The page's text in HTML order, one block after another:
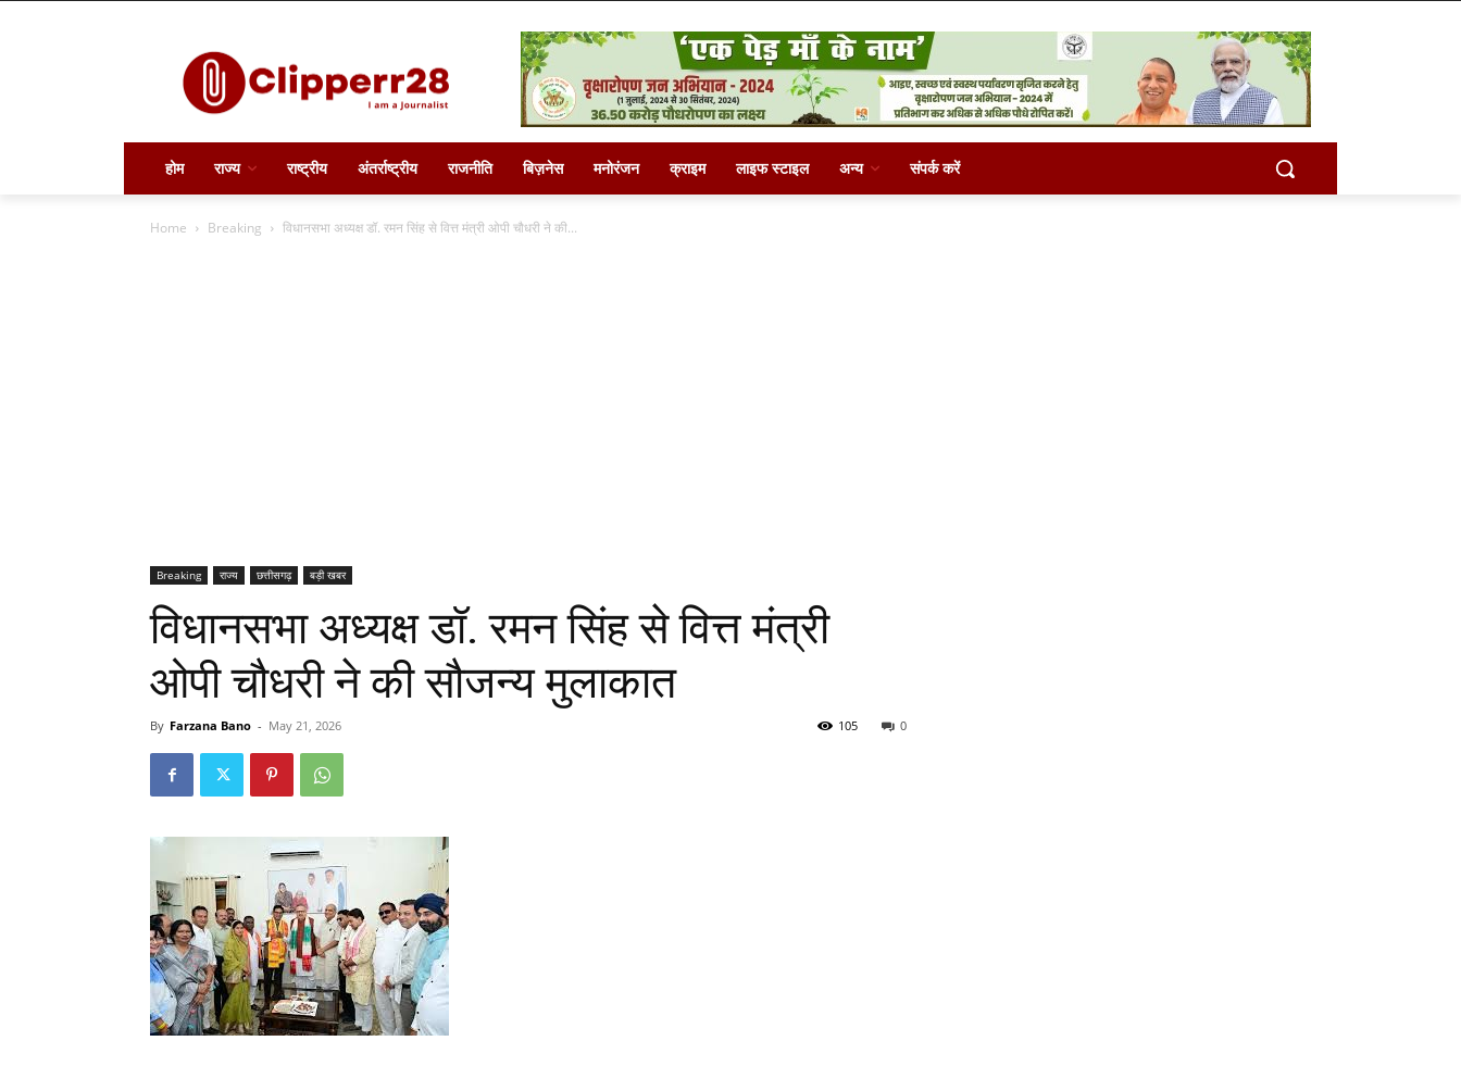
होम राज्य राष्ट्रीय अंतर्राष्ट्रीय राजनीति बिज़नेस मनोरंजन क्राइम लाइफ स्टाइल अन्य संपर्क करें
Home Breaking विधानसभा अध्यक्ष डॉ. रमन सिंह से वित्त मंत्री ओपी चौधरी ने की...
Breaking राज्य छत्तीसगढ़ बड़ी खबर
विधानसभा अध्यक्ष डॉ. रमन सिंह से वित्त मंत्री
ओपी चौधरी ने की सौजन्य मुलाकात
By Farzana Bano - May 21, 2026 0
105